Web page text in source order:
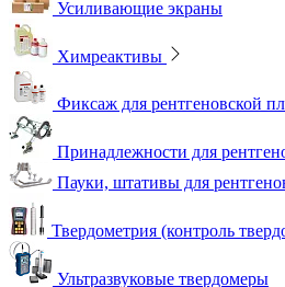
Принадлежности для
Гибкие кассеты для рентгеновской
Литеры маркировочные
Магнитные держатели для
Маркировочные знаки для
Проволочные эталоны
Универсальный шаблон радиографа
Эталоны чувствительности
Резаки
Рентгеновская плёнка
Рентгеновские аппараты